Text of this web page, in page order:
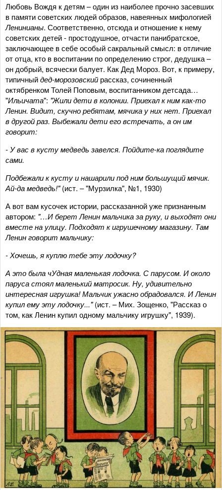
Любовь Вождя к детям – один из наиболее прочно засевших
в памяти советских людей образов, навеянных мифологией
Ленинианы. Соответственно, отсюда и отношение к нему
советских детей - простодушное, отчасти панибратское,
заключающее в себе особый сакральный смысл: в отличие
от отца, кто в воспитании по определению строг, дедушка –
он добрый, всячески балует. Как Дед Мороз. Вот, к примеру,
типичныйдед-морозовский рассказ, сочиненный
октябренком Толей Поповым, воспитанником детсада…
"Ильичата": "Жили дети в колонии. Приехал к ним как-то
Ленин. Видит, скучно ребятам, мячика у них нет. Приехал
в другой раз. Выбежали дети его встречать, а он им
говорит:
- У вас в кусту медведь завелся. Пойдите-ка поглядите
сами.
Подбежали к кусту и нашарили под ним большущий мячик.
Ай-да медведь!"(ист. – "Мурзилка", №1, 1930)
А вот вам кусочек истории, рассказанной уже признанным
автором: "…И берет Ленин мальчика за руку, и выходят они
вместе на улицу. Подходят к игрушечному магазину. Там
Ленин говорит мальчику:
- Хочешь, я куплю тебе эту лодочку?
А это была чУдная маленькая лодочка. С парусом. И около
паруса стоял маленький матросик. Ну, удивительно
интересная игрушка! Мальчик ужасно обрадовался. И Ленин
купил ему эту лодочку..."(ист. – Мих. Зощенко, "Рассказ о
том, как Ленин купил одному мальчику игрушку", 1939).